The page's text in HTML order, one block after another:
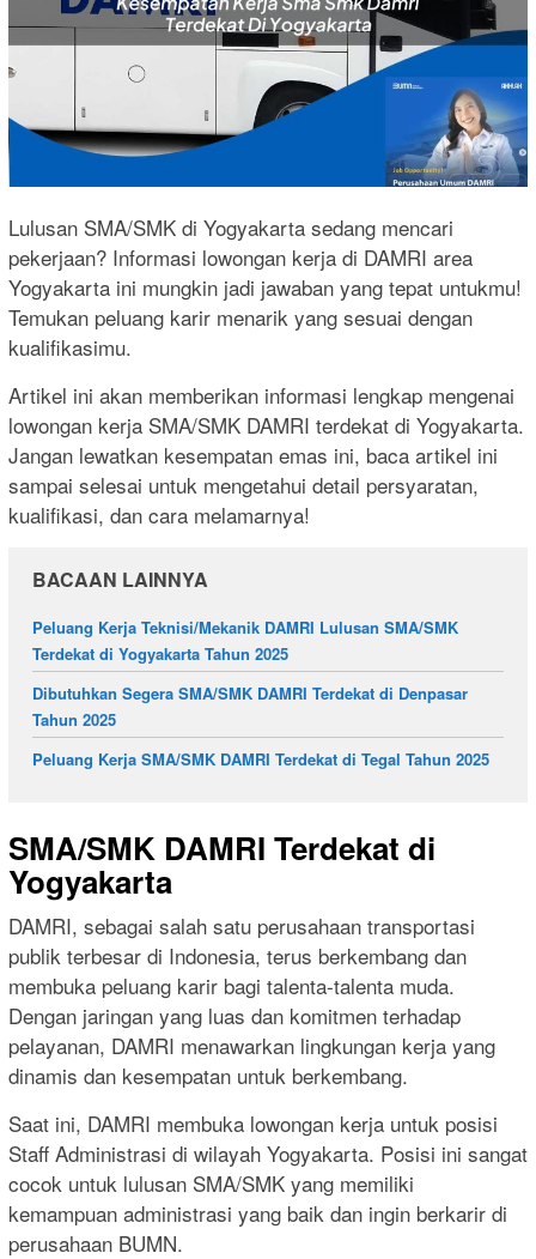
Lulusan SMA/SMK di Yogyakarta sedang mencari
pekerjaan? Informasi lowongan kerja di DAMRI area
Yogyakarta ini mungkin jadi jawaban yang tepat untukmu!
Temukan peluang karir menarik yang sesuai dengan
kualifikasimu.
Artikel ini akan memberikan informasi lengkap mengenai
lowongan kerja SMA/SMK DAMRI terdekat di Yogyakarta.
Jangan lewatkan kesempatan emas ini, baca artikel ini
sampai selesai untuk mengetahui detail persyaratan,
kualifikasi, dan cara melamarnya!
BACAAN LAINNYA
Peluang Kerja Teknisi/Mekanik DAMRI Lulusan SMA/SMK
Terdekat di Yogyakarta Tahun 2025
Dibutuhkan Segera SMA/SMK DAMRI Terdekat di Denpasar
Tahun 2025
Peluang Kerja SMA/SMK DAMRI Terdekat di Tegal Tahun 2025
SMA/SMK DAMRI Terdekat di
Yogyakarta
DAMRI, sebagai salah satu perusahaan transportasi
publik terbesar di Indonesia, terus berkembang dan
membuka peluang karir bagi talenta-talenta muda.
Dengan jaringan yang luas dan komitmen terhadap
pelayanan, DAMRI menawarkan lingkungan kerja yang
dinamis dan kesempatan untuk berkembang.
Saat ini, DAMRI membuka lowongan kerja untuk posisi
Staff Administrasi di wilayah Yogyakarta. Posisi ini sangat
cocok untuk lulusan SMA/SMK yang memiliki
kemampuan administrasi yang baik dan ingin berkarir di
perusahaan BUMN.